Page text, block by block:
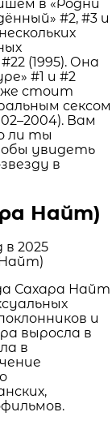
в «Родни
#2, #3 и
(1995). Она
#1 и #2
стоит
сексом
Вам
ли ты
увидеть
в
Найт)
Сахара Найт
и
выросла в
в